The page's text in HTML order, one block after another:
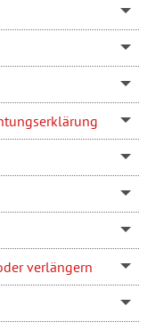
verlängern